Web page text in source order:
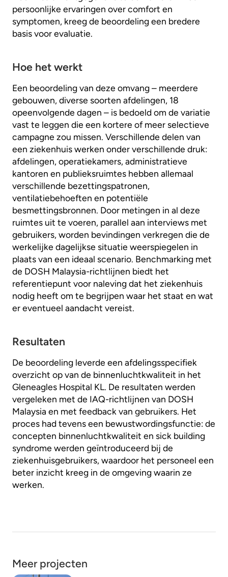
persoonlijke ervaringen over comfort en
symptomen, kreeg de beoordeling een bredere
basis voor evaluatie.
Hoe het werkt
Een beoordeling van deze omvang – meerdere
gebouwen, diverse soorten afdelingen, 18
opeenvolgende dagen – is bedoeld om de variatie
vast te leggen die een kortere of meer selectieve
campagne zou missen. Verschillende delen van
een ziekenhuis werken onder verschillende druk:
afdelingen, operatiekamers, administratieve
kantoren en publieksruimtes hebben allemaal
verschillende bezettingspatronen,
ventilatiebehoeften en potentiële
besmettingsbronnen. Door metingen in al deze
ruimtes uit te voeren, parallel aan interviews met
gebruikers, worden bevindingen verkregen die de
werkelijke dagelijkse situatie weerspiegelen in
plaats van een ideaal scenario. Benchmarking met
de DOSH Malaysia-richtlijnen biedt het
referentiepunt voor naleving dat het ziekenhuis
nodig heeft om te begrijpen waar het staat en wat
er eventueel aandacht vereist.
Resultaten
De beoordeling leverde een afdelingsspecifiek
overzicht op van de binnenluchtkwaliteit in het
Gleneagles Hospital KL. De resultaten werden
vergeleken met de IAQ-richtlijnen van DOSH
Malaysia en met feedback van gebruikers. Het
proces had tevens een bewustwordingsfunctie: de
concepten binnenluchtkwaliteit en sick building
syndrome werden geïntroduceerd bij de
ziekenhuisgebruikers, waardoor het personeel een
beter inzicht kreeg in de omgeving waarin ze
werken.
Meer projecten